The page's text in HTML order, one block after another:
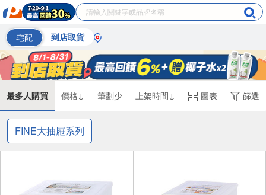
宅配 到店取貨
最多人購買 價格↓ 筆劃少 上架時間↓ 圖表 篩選
FINE大抽屜系列